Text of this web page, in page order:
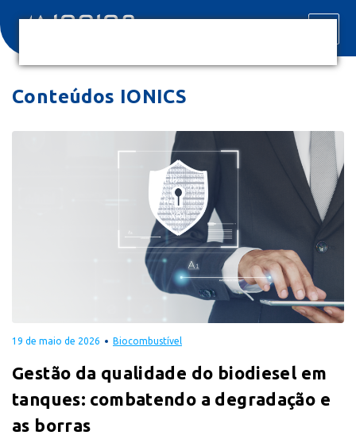
Conteúdos IONICS
19 de maio de 2026 Biocombustível
Gestão da qualidade do biodiesel em
tanques: combatendo a degradação e
as borras